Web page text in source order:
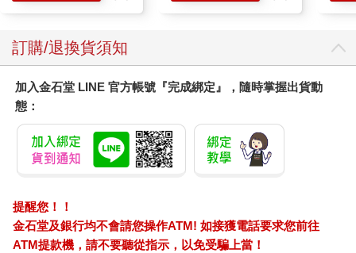
訂購/退換貨須知
加入金石堂 LINE 官方帳號『完成綁定』，隨時掌握出貨動
態：
提醒您！！
金石堂及銀行均不會請您操作ATM! 如接獲電話要求您前往
ATM提款機，請不要聽從指示，以免受騙上當！